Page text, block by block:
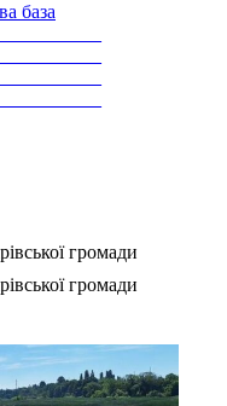
база
громади
громади